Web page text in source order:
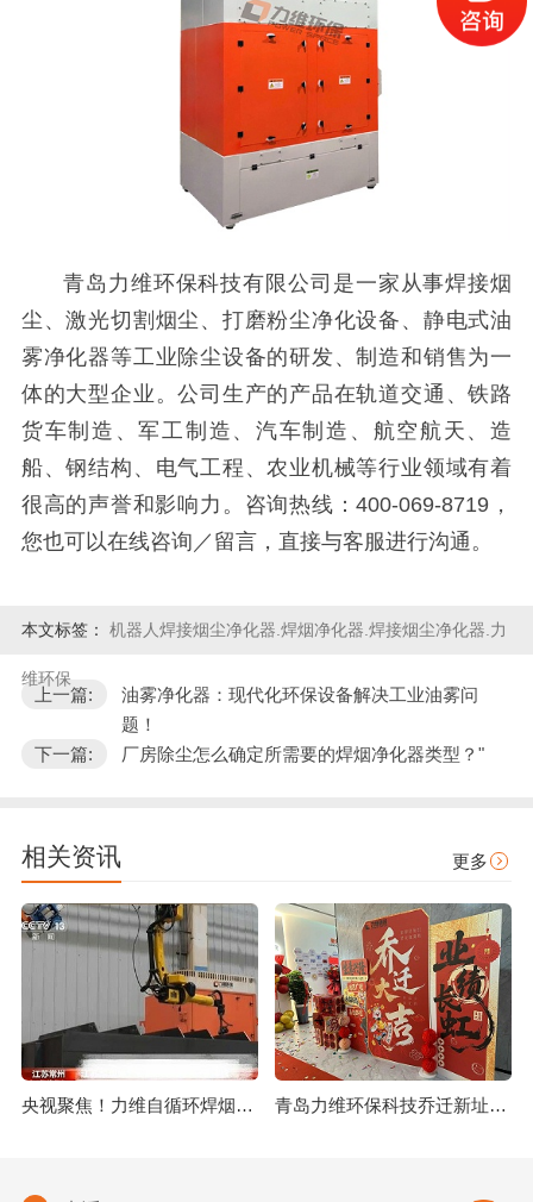
青岛力维环保科技有限公司是一家从事焊接烟
尘、激光切割烟尘、打磨粉尘净化设备、静电式油
雾净化器等工业除尘设备的研发、制造和销售为一
体的大型企业。公司生产的产品在轨道交通、铁路
货车制造、军工制造、汽车制造、航空航天、造
船、钢结构、电气工程、农业机械等行业领域有着
很高的声誉和影响力。咨询热线：400-069-8719，
您也可以在线咨询／留言，直接与客服进行沟通。
本文标签： 机器人焊接烟尘净化器.焊烟净化器.焊接烟尘净化器.力
维环保
上一篇:
油雾净化器：现代化环保设备解决工业油雾问
题！
下一篇:
厂房除尘怎么确定所需要的焊烟净化器类型？"
相关资讯 更多
央视聚焦！力维自循环焊烟净化器助力变压器巨头打造绿色智造新标杆 青岛力维环保科技乔迁新址：启航绿色发展新征程